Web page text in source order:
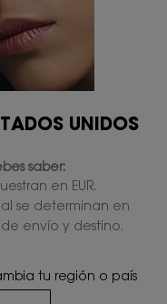
UNIDOS
saber:
en EUR.
se determinan en
envío y destino.
tu región o país